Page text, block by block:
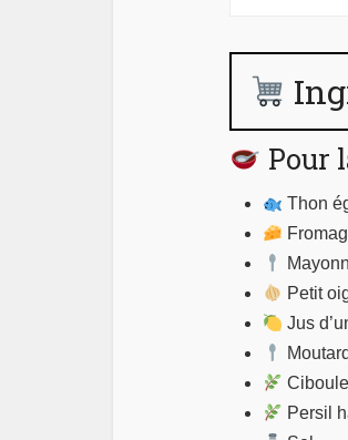
Pour
Thon
Petit
Jus
Persil